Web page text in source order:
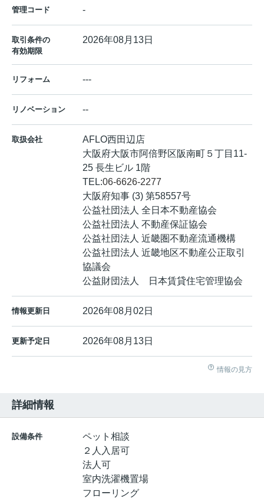
管理コード -
取引条件の
有効期限
2026年08月13日
リフォーム ---
リノベーション --
取扱会社
AFLO西田辺店
大阪府大阪市阿倍野区阪南町５丁目11-
25 長生ビル 1階
TEL:06-6626-2277
大阪府知事 (3) 第58557号
公益社団法人 全日本不動産協会
公益社団法人 不動産保証協会
公益社団法人 近畿圏不動産流通機構
公益社団法人 近畿地区不動産公正取引
協議会
公益財団法人 日本賃貸住宅管理協会
情報更新日 2026年08月02日
更新予定日 2026年08月13日
情報の見方
詳細情報
設備条件
ペット相談
２人入居可
法人可
室内洗濯機置場
フローリング